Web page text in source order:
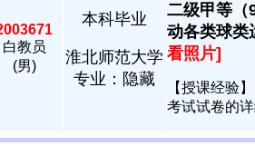
白教员
(男)
本科毕业
淮北师范大学
专业：隐藏
二级甲等（
动各类球类
看照片]
【授课经验
考试试卷的